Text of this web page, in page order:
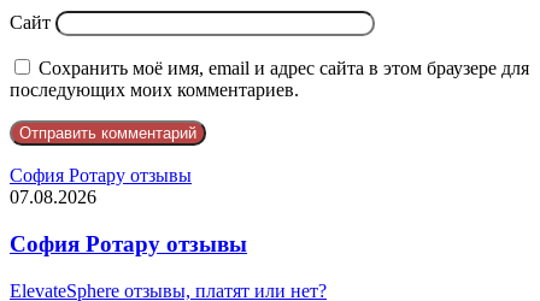
Сайт
Сохранить моё имя, email и адрес сайта в этом браузере для
последующих моих комментариев.
София Ротару отзывы
07.08.2026
София Ротару отзывы
ElevateSphere отзывы, платят или нет?